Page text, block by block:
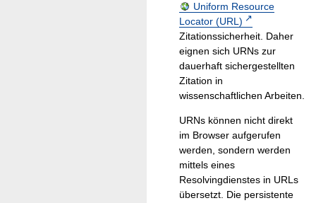
Uniform Resource
Locator (URL)
Zitationssicherheit. Daher
eignen sich URNs zur
dauerhaft sichergestellten
Zitation in
wissenschaftlichen Arbeiten.
URNs können nicht direkt
im Browser aufgerufen
werden, sondern werden
mittels eines
Resolvingdienstes in URLs
übersetzt. Die persistente